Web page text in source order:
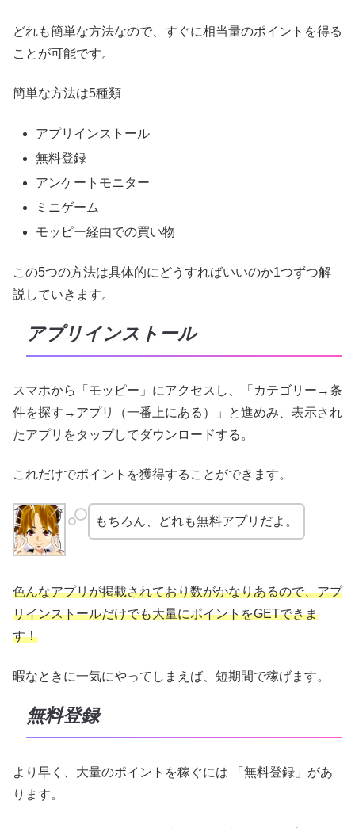
どれも簡単な方法なので、すぐに相当量のポイントを得る
ことが可能です。
簡単な方法は5種類
アプリインストール
無料登録
アンケートモニター
ミニゲーム
モッピー経由での買い物
この5つの方法は具体的にどうすればいいのか1つずつ解
説していきます。
アプリインストール
スマホから「モッピー」にアクセスし、「カテゴリー→条
件を探す→アプリ（一番上にある）」と進めみ、表示され
たアプリをタップしてダウンロードする。
これだけでポイントを獲得することができます。
もちろん、どれも無料アプリだよ。
色んなアプリが掲載されており数がかなりあるので、アプ
リインストールだけでも大量にポイントをGETできま
す！
暇なときに一気にやってしまえば、短期間で稼げます。
無料登録
より早く、大量のポイントを稼ぐには 「無料登録」があ
ります。